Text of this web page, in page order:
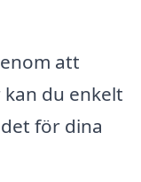
att
du enkelt
för dina